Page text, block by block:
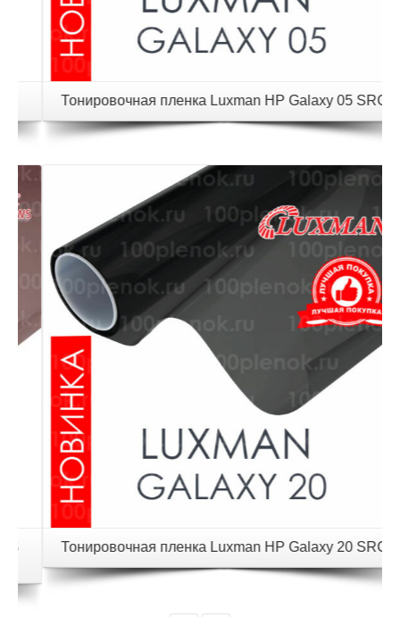
Тонировочная пленка Luxman HP Galaxy 05 SRC
Детали
Тонировочная пленка Luxman HP Galaxy 20 SRC